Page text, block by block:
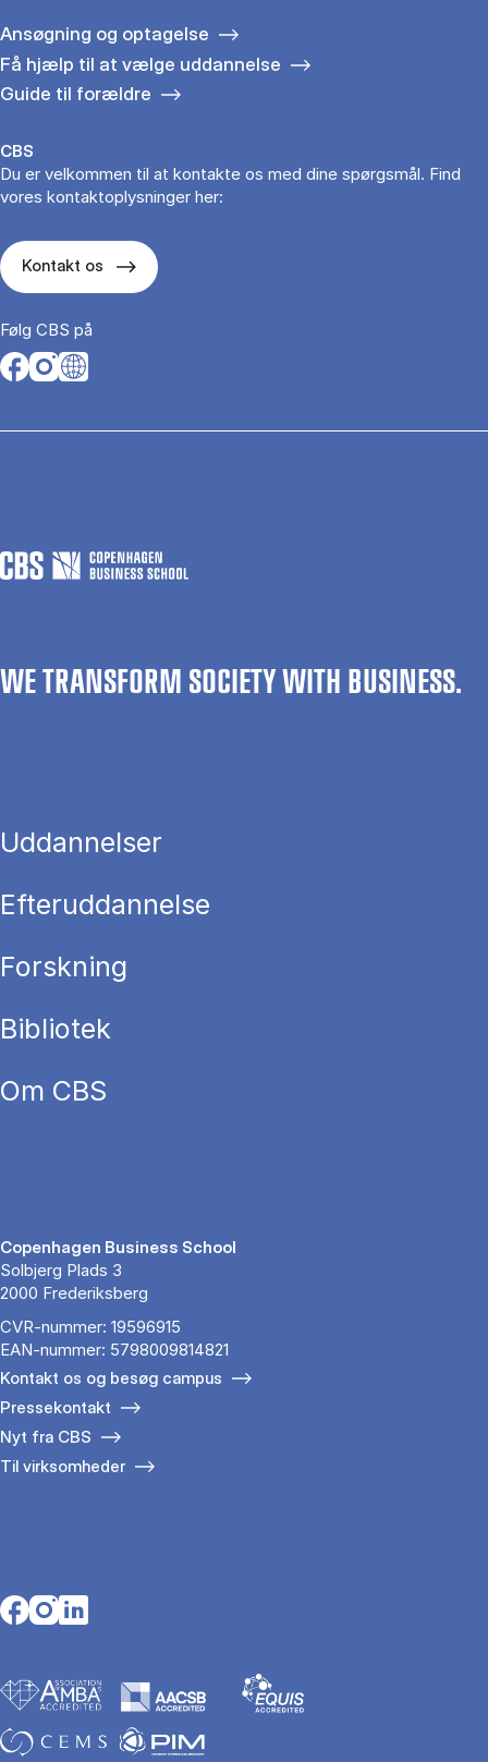
Ansøgning og optagelse
Få hjælp til at vælge uddannelse
Guide til forældre
CBS
Du er velkommen til at kontakte os med dine spørgsmål. Find
vores kontaktoplysninger her:
Kontakt os
Følg CBS på
Opens in a new tab
Opens in a new tab
Opens in a new tab
WE TRANSFORM SOCIETY WITH BUSINESS.
Uddannelser
Efteruddannelse
Forskning
Bibliotek
Om CBS
Copenhagen Business School
Solbjerg Plads 3
2000 Frederiksberg
CVR-nummer: 19596915
EAN-nummer: 5798009814821
Kontakt os og besøg campus
Pressekontakt
Nyt fra CBS
Til virksomheder
Opens in a new tab
Opens in a new tab
Opens in a new tab